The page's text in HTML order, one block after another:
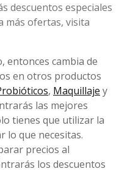
descuentos especiales
más ofertas, visita
entonces cambia de
en otros productos
, Maquillaje y
las mejores
tienes que utilizar la
lo que necesitas.
precios al
los descuentos